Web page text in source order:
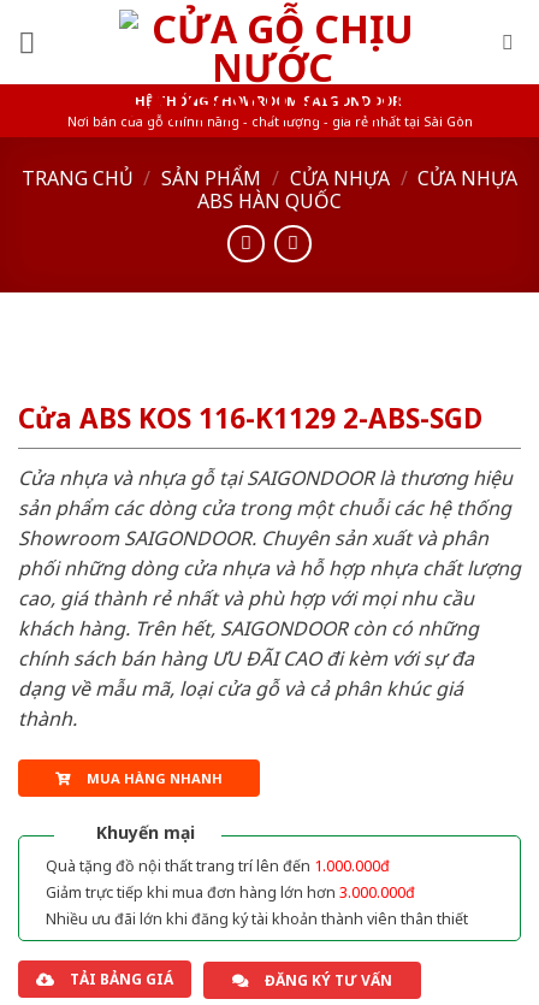
HỆ THỐNG SHOWROOM SAIGONDOOR
Nơi bán cửa gỗ chính hãng - chất lượng - giá rẻ nhất tại Sài Gòn
TRANG CHỦ / SẢN PHẨM / CỬA NHỰA / CỬA NHỰA
ABS HÀN QUỐC
Cửa ABS KOS 116-K1129 2-ABS-SGD
Cửa nhựa và nhựa gỗ tại SAIGONDOOR là thương hiệu
sản phẩm các dòng cửa trong một chuỗi các hệ thống
Showroom SAIGONDOOR. Chuyên sản xuất và phân
phối những dòng cửa nhựa và hỗ hợp nhựa chất lượng
cao, giá thành rẻ nhất và phù hợp với mọi nhu cầu
khách hàng. Trên hết, SAIGONDOOR còn có những
chính sách bán hàng ƯU ĐÃI CAO đi kèm với sự đa
dạng về mẫu mã, loại cửa gỗ và cả phân khúc giá
thành.
MUA HÀNG NHANH
Khuyến mại
Quà tặng đồ nội thất trang trí lên đến 1.000.000đ
Giảm trực tiếp khi mua đơn hàng lớn hơn 3.000.000đ
Nhiều ưu đãi lớn khi đăng ký tài khoản thành viên thân thiết
TẢI BẢNG GIÁ ĐĂNG KÝ TƯ VẤN